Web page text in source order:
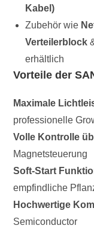
Kabel)
Zubehör wie
Verteilerblock
erhältlich
Vorteile der
Maximale
professionelle
Volle Kontrolle
Magnetsteuerung
Soft-Start
empfindliche
Hochwertige
Semiconductor